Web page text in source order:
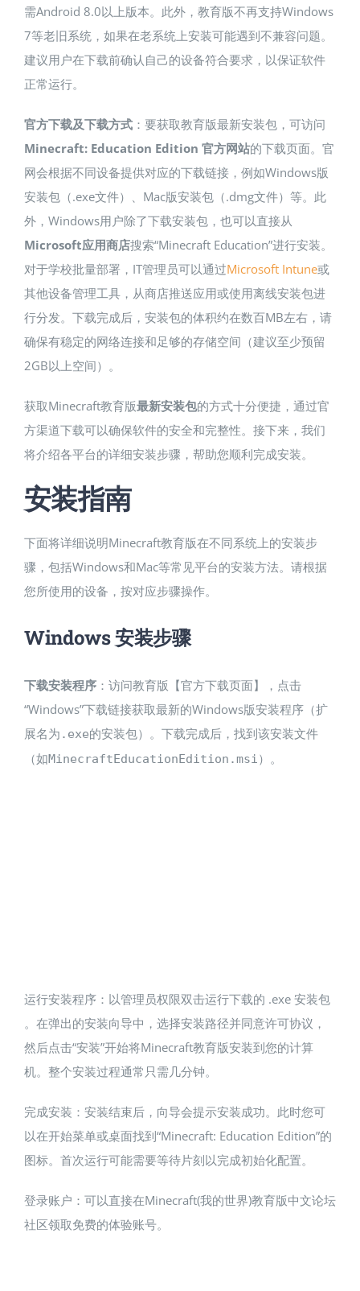
需Android 8.0以上版本​。此外，教育版不再支持Windows
7等老旧系统，如果在老系统上安装可能遇到不兼容问题。
建议用户在下载前确认自己的设备符合要求，以保证软件
正常运行。
官方下载及下载方式：要获取教育版最新安装包，可访问
Minecraft: Education Edition 官方网站的下载页面​。官
网会根据不同设备提供对应的下载链接，例如Windows版
安装包（.exe文件）​、Mac版安装包（.dmg文件）等。此
外，Windows用户除了下载安装包，也可以直接从
Microsoft应用商店搜索“Minecraft Education”进行安装​。
对于学校批量部署，IT管理员可以通过Microsoft Intune或
其他设备管理工具，从商店推送应用或使用离线安装包进
行分发​。下载完成后，安装包的体积约在数百MB左右，请
确保有稳定的网络连接和足够的存储空间（建议至少预留
2GB以上空间）。
获取Minecraft教育版最新安装包的方式十分便捷，通过官
方渠道下载可以确保软件的安全和完整性。接下来，我们
将介绍各平台的详细安装步骤，帮助您顺利完成安装。
安装指南
下面将详细说明Minecraft教育版在不同系统上的安装步
骤，包括Windows和Mac等常见平台的安装方法。请根据
您所使用的设备，按对应步骤操作。
Windows 安装步骤
下载安装程序：访问教育版【官方下载页面】​，点击
“Windows”下载链接获取最新的Windows版安装程序（扩
展名为 .exe的安装包）。下载完成后，找到该安装文件
（如MinecraftEducationEdition.msi）。
运行安装程序：以管理员权限双击运行下载的 .exe 安装包​
。在弹出的安装向导中，选择安装路径并同意许可协议，
然后点击“安装”开始将Minecraft教育版安装到您的计算
机。整个安装过程通常只需几分钟。
完成安装：安装结束后，向导会提示安装成功。此时您可
以在开始菜单或桌面找到“Minecraft: Education Edition”的
图标。首次运行可能需要等待片刻以完成初始化配置。
登录账户：可以直接在Minecraft(我的世界)教育版中文论坛
社区领取免费的体验账号。